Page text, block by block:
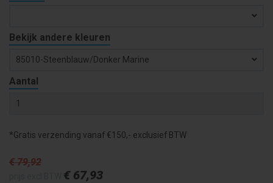
Bekijk andere kleuren
85010-Steenblauw/donker Marine
Aantal
*Gratis verzending vanaf €150,- exclusief BTW
€ 79,92
€ 67,93